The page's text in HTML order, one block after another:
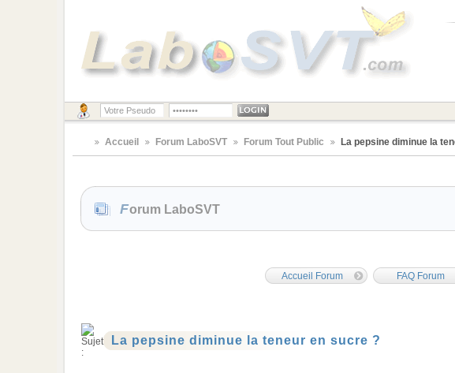
Accueil Forum LaboSVT Forum Tout Public La pepsine diminue la
Forum LaboSVT
Accueil Forum FAQ Forum
La pepsine diminue la teneur en sucre ?